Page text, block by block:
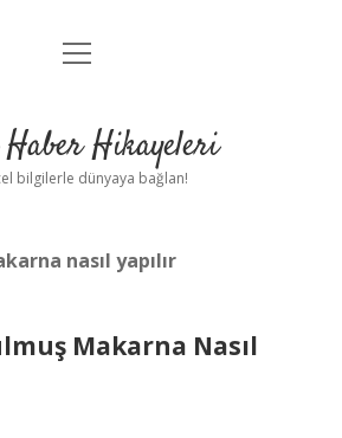
Anasayfa
Yasal Uyarı
menüyü
Haber Hikayeleri
bilgilerle dünyaya bağlan!
nasıl yapılır
Makarna Nasıl